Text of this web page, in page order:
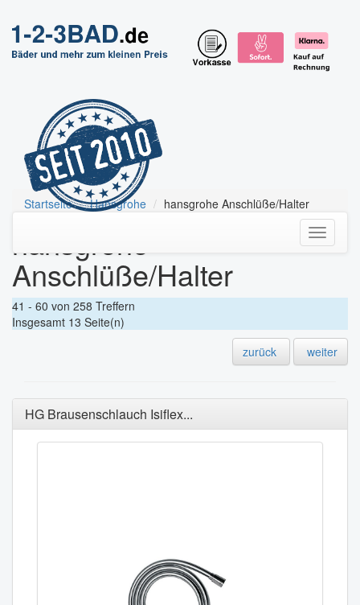
Toggle
Startseite Hansgrohe hansgrohe Anschlüße/Halter
hansgrohe
Anschlüße/Halter
41 - 60 von 258 Treffern
Insgesamt 13 Seite(n)
zurück
weiter
HG Brausenschlauch Isiflex...